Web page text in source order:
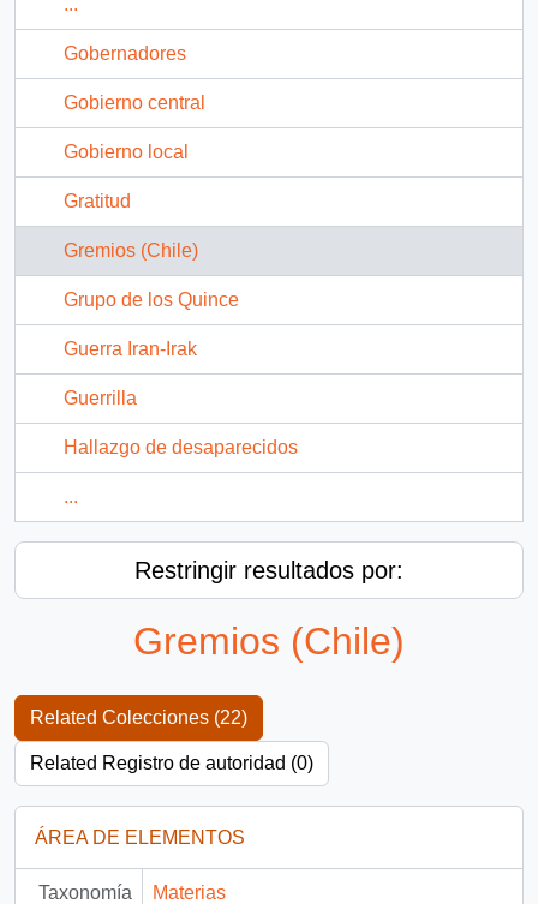
...
Gobernadores
Gobierno central
Gobierno local
Gratitud
Gremios (Chile)
Grupo de los Quince
Guerra Iran-Irak
Guerrilla
Hallazgo de desaparecidos
...
Restringir resultados por:
Gremios (Chile)
Related Colecciones (22)
Related Registro de autoridad (0)
ÁREA DE ELEMENTOS
Taxonomía Materias